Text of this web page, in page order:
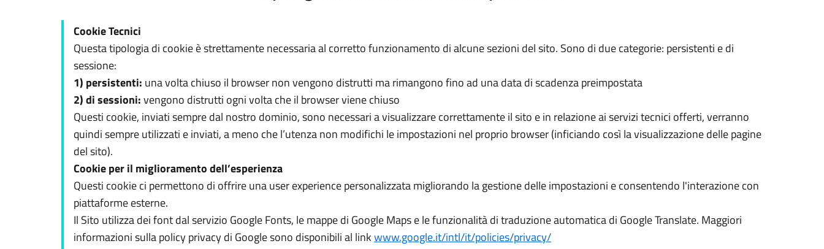
Cookie Tecnici
Questa tipologia di cookie è strettamente necessaria al corretto funzionamento di alcune sezioni del sito. Sono di due categorie: persistenti e di
sessione:
1) persistenti: una volta chiuso il browser non vengono distrutti ma rimangono fino ad una data di scadenza preimpostata
2) di sessioni:vengono distrutti ogni volta che il browser viene chiuso
Questi cookie, inviati sempre dal nostro dominio, sono necessari a visualizzare correttamente il sito e in relazione ai servizi tecnici offerti, verranno
quindi sempre utilizzati e inviati, a meno che l’utenza non modifichi le impostazioni nel proprio browser (inficiando così la visualizzazione delle pagine
del sito).
Cookie per il miglioramento dell’esperienza
Questi cookie ci permettono di offrire una user experience personalizzata migliorando la gestione delle impostazioni e consentendo l'interazione con
piattaforme esterne.
Il Sito utilizza dei font dal servizio Google Fonts, le mappe di Google Maps e le funzionalità di traduzione automatica di Google Translate. Maggiori
informazioni sulla policy privacy di Google sono disponibili al linkwww.google.it/intl/it/policies/privacy/